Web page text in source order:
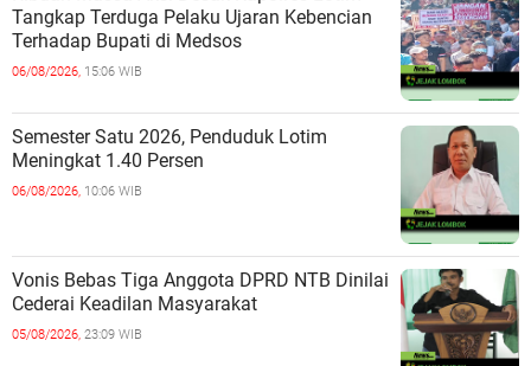
Tangkap Terduga Pelaku Ujaran Kebencian
Terhadap Bupati di Medsos
06/08/2026, 15:06 WIB
Semester Satu 2026, Penduduk Lotim
Meningkat 1.40 Persen
06/08/2026, 10:06 WIB
Vonis Bebas Tiga Anggota DPRD NTB Dinilai
Cederai Keadilan Masyarakat
05/08/2026, 23:09 WIB